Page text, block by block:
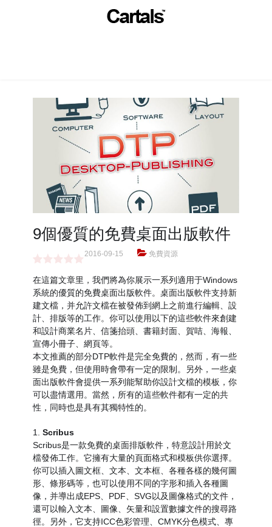
9個優質的免費桌面出版軟件
2016-09-15 免費資源
在這篇文章里，我們將為你展示一系列適用于Windows
系統的優質的免費桌面出版軟件。桌面出版軟件支持新
建文檔，并允許文檔在被發佈到網上之前進行編輯、設
計、排版等的工作。你可以使用以下的這些軟件來創建
和設計商業名片、信箋抬頭、書籍封面、賀咭、海報、
宣傳小冊子、網頁等。
本文推薦的部分DTP軟件是完全免費的，然而，有一些
雖是免費，但使用時會帶有一定的限制。另外，一些桌
面出版軟件會提供一系列能幫助你設計文檔的模板，你
可以盡情選用。當然，所有的這些軟件都有一定的共
性，同時也是具有其獨特性的。
1. Scribus
Scribus是一款免費的桌面排版軟件，特意設計用於文
檔發佈工作。它擁有大量的頁面格式和模板供你選擇。
你可以插入圖文框、文本、文本框、各種各樣的幾何圖
形、條形碼等，也可以使用不同的字形和插入各種圖
像，并導出成EPS、PDF、SVG以及圖像格式的文件，
還可以輸入文本、圖像、矢量和設置數據文件的搜尋路
徑。另外，它支持ICC色彩管理、CMYK分色模式、專